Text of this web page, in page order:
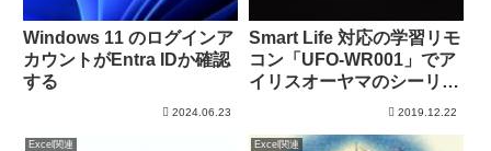
Windows 11 のログインア
カウントがEntra IDか確認
する
2024.06.23
Smart Life 対応の学習リモ
コン「UFO-WR001」でア
イリスオーヤマのシーリン
グライトを操作！【スマー
2019.12.22
Excel関連 Excel関連